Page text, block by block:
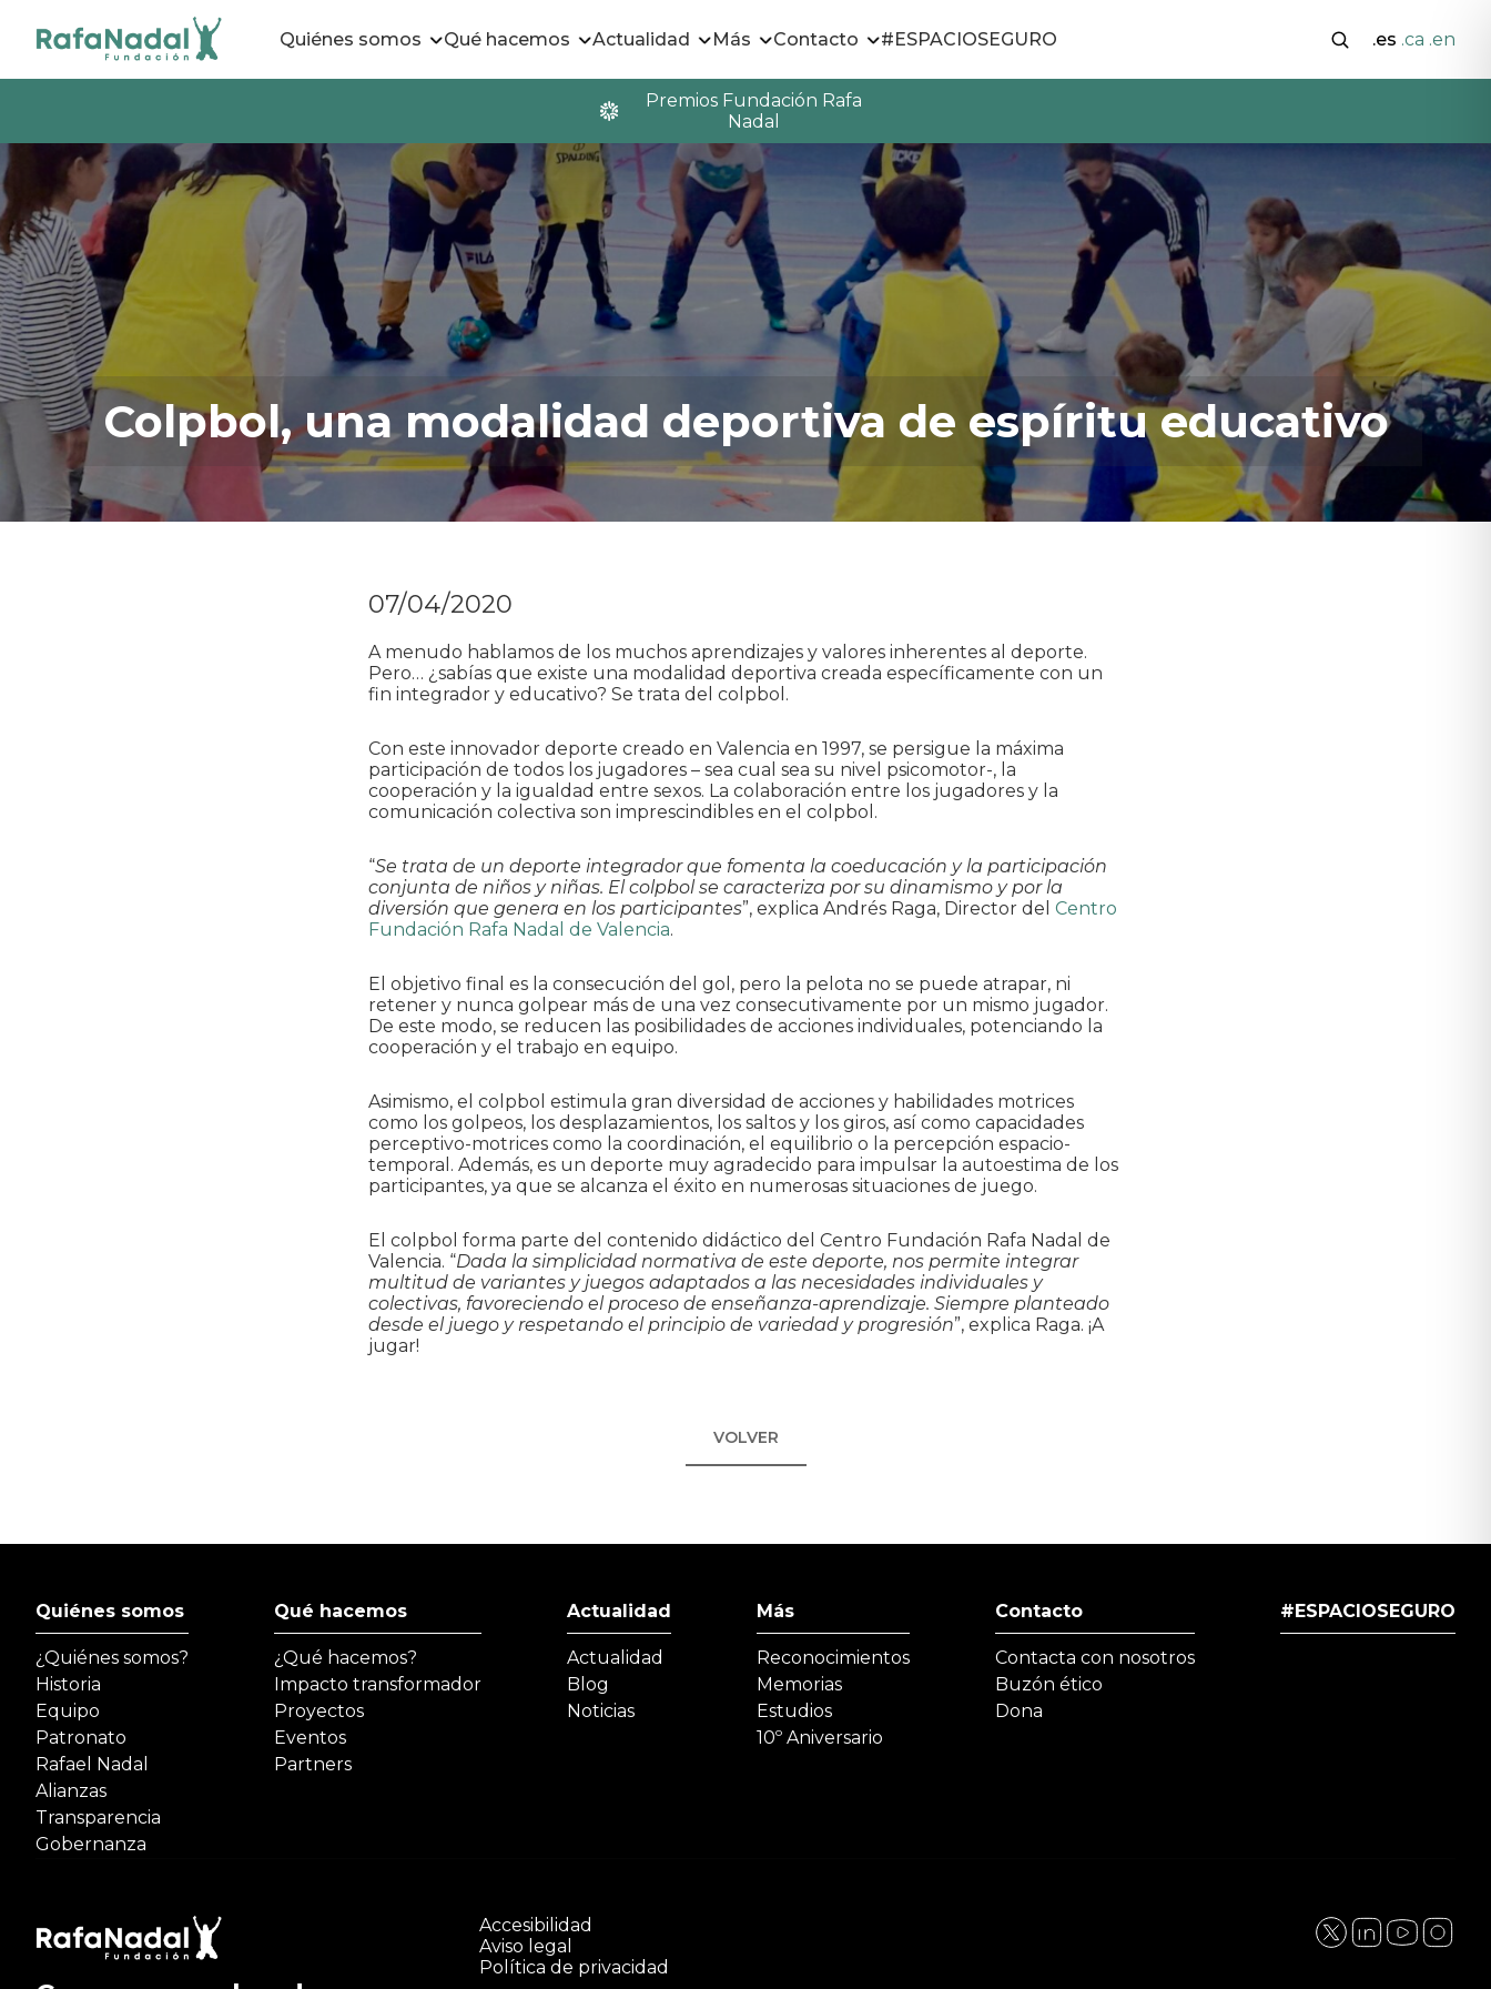
Quiénes somos Qué hacemos Actualidad Más Contacto #ESPACIOSEGURO .es .ca .en
Premios Fundación Rafa
Nadal
Colpbol, una modalidad deportiva de espíritu educativo
07/04/2020
A menudo hablamos de los muchos aprendizajes y valores inherentes al deporte.
Pero… ¿sabías que existe una modalidad deportiva creada específicamente con un
fin integrador y educativo? Se trata del colpbol.
Con este innovador deporte creado en Valencia en 1997, se persigue la máxima
participación de todos los jugadores – sea cual sea su nivel psicomotor-, la
cooperación y la igualdad entre sexos. La colaboración entre los jugadores y la
comunicación colectiva son imprescindibles en el colpbol.
“Se trata de un deporte integrador que fomenta la coeducación y la participación
conjunta de niños y niñas. El colpbol se caracteriza por su dinamismo y por la
diversión que genera en los participantes”, explica Andrés Raga, Director del Centro
Fundación Rafa Nadal de Valencia.
El objetivo final es la consecución del gol, pero la pelota no se puede atrapar, ni
retener y nunca golpear más de una vez consecutivamente por un mismo jugador.
De este modo, se reducen las posibilidades de acciones individuales, potenciando la
cooperación y el trabajo en equipo.
Asimismo, el colpbol estimula gran diversidad de acciones y habilidades motrices
como los golpeos, los desplazamientos, los saltos y los giros, así como capacidades
perceptivo-motrices como la coordinación, el equilibrio o la percepción espacio-
temporal. Además, es un deporte muy agradecido para impulsar la autoestima de los
participantes, ya que se alcanza el éxito en numerosas situaciones de juego.
El colpbol forma parte del contenido didáctico del Centro Fundación Rafa Nadal de
Valencia. “Dada la simplicidad normativa de este deporte, nos permite integrar
multitud de variantes y juegos adaptados a las necesidades individuales y
colectivas, favoreciendo el proceso de enseñanza-aprendizaje. Siempre planteado
desde el juego y respetando el principio de variedad y progresión”, explica Raga. ¡A
jugar!
VOLVER
Quiénes somos
¿Quiénes somos?
Historia
Equipo
Patronato
Rafael Nadal
Alianzas
Transparencia
Gobernanza
Qué hacemos
¿Qué hacemos?
Impacto transformador
Proyectos
Eventos
Partners
Actualidad
Actualidad
Blog
Noticias
Más
Reconocimientos
Memorias
Estudios
10º Aniversario
Contacto
Contacta con nosotros
Buzón ético
Dona
#ESPACIOSEGURO
Accesibilidad
Aviso legal
Política de privacidad